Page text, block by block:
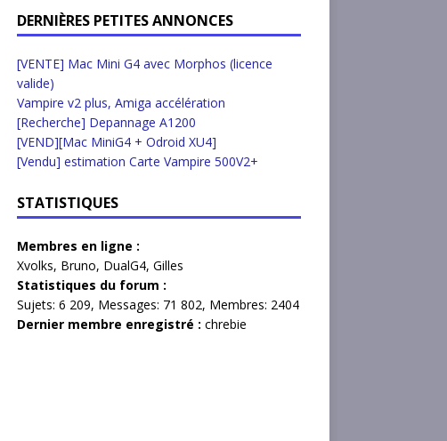
DERNIÈRES PETITES ANNONCES
[VENTE] Mac Mini G4 avec Morphos (licence
valide)
Vampire v2 plus, Amiga accélération
[Recherche] Depannage A1200
[VEND][Mac MiniG4 + Odroid XU4]
[Vendu] estimation Carte Vampire 500V2+
STATISTIQUES
Membres en ligne :
Xvolks, Bruno, DualG4, Gilles
Statistiques du forum :
Sujets: 6 209, Messages: 71 802, Membres: 2404
Dernier membre enregistré : chrebie